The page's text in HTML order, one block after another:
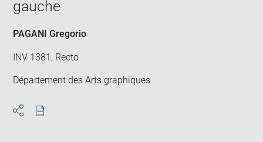
gauche
PAGANI Gregorio
INV 1381, Recto
Département des Arts graphiques